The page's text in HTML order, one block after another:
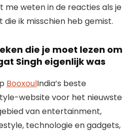
me weten in de reacties als je
ik misschien heb gemist.
die je moet lezen om
Singh eigenlijk was
BooxoulIndia’s beste
website voor het nieuwste
van entertainment,
technologie en gadgets,